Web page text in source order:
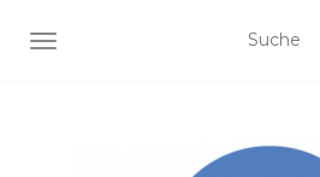
NAVIGATION EIN-/